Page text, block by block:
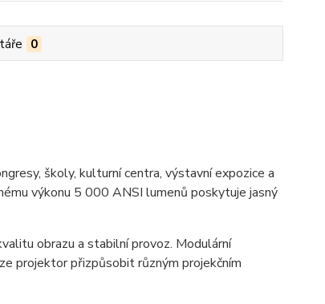
0
školy, kulturní centra, výstavní expozice a
výkonu 5 000 ANSI lumenů poskytuje jasný
obrazu a stabilní provoz. Modulární
projektor přizpůsobit různým projekčním